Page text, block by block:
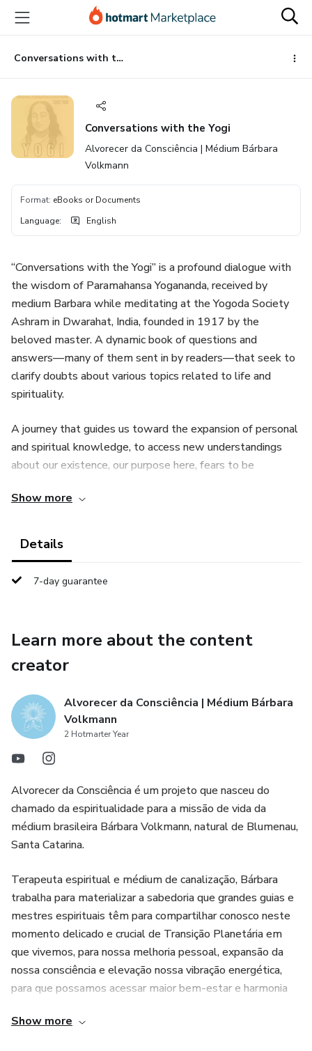
main
content
Conversations with the Yogi
Conversations with the Yogi
Alvorecer da Consciência | Médium Bárbara
Volkmann
Format: eBooks or Documents
Language: English
“Conversations with the Yogi” is a profound dialogue with
the wisdom of Paramahansa Yogananda, received by
medium Barbara while meditating at the Yogoda Society
Ashram in Dwarahat, India, founded in 1917 by the
beloved master. A dynamic book of questions and
answers—many of them sent in by readers—that seek to
clarify doubts about various topics related to life and
spirituality.
A journey that guides us toward the expansion of personal
and spiritual knowledge, to access new understandings
about our existence, our purpose here, fears to be
spiritual journey to our final destination, the complete
Show more
Details
7-day guarantee
Learn more about the content
creator
Alvorecer da Consciência | Médium Bárbara
Volkmann
2 Hotmarter Year
Alvorecer da Consciência é um projeto que nasceu do
chamado da espiritualidade para a missão de vida da
médium brasileira Bárbara Volkmann, natural de Blumenau,
Santa Catarina.
Terapeuta espiritual e médium de canalização, Bárbara
trabalha para materializar a sabedoria que grandes guias e
mestres espirituais têm para compartilhar conosco neste
momento delicado e crucial de Transição Planetária em
que vivemos, para nossa melhoria pessoal, expansão da
nossa consciência e elevação nossa vibração energética,
para que possamos acessar maior bem-estar e harmonia
Show more